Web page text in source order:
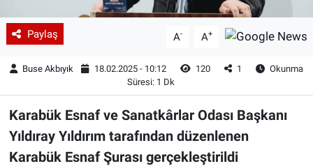
Paylaş A- A+
Buse Akbıyık 18.02.2025 - 10:12 120 1
Okunma
Süresi: 1 Dk
Karabük Esnaf ve Sanatkârlar Odası Başkanı
Yıldıray Yıldırım tarafından düzenlenen
Karabük Esnaf Şurası gerçekleştirildi